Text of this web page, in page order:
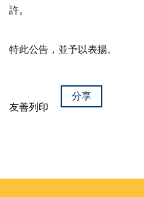
許。
特此公告，並予以表揚。
友善列印
分享